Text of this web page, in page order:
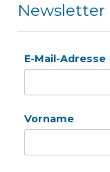
Newsletter
E-Mail-Adresse
Vorname